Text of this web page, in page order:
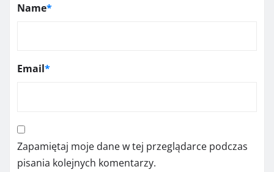
Name*
Email*
Zapamiętaj moje dane w tej przeglądarce podczas
pisania kolejnych komentarzy.